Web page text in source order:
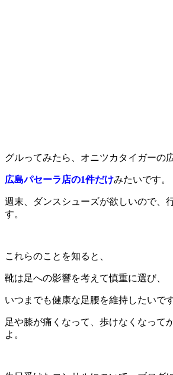
グルってみたら、オニツカタイガーの
広島パセーラ店の1件だけみたいです。
週末、ダンスシューズが欲しいので、
す。
これらのことを知ると、
靴は足への影響を考えて慎重に選び、
いつまでも健康な足腰を維持したいです
足や膝が痛くなって、歩けなくなって
よ。